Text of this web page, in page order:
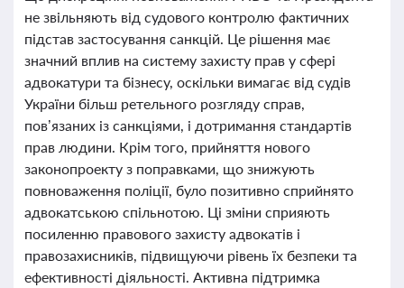
не звільняють від судового контролю фактичних
підстав застосування санкцій. Це рішення має
значний вплив на систему захисту прав у сфері
адвокатури та бізнесу, оскільки вимагає від судів
України більш ретельного розгляду справ,
пов’язаних із санкціями, і дотримання стандартів
прав людини. Крім того, прийняття нового
законопроекту з поправками, що знижують
повноваження поліції, було позитивно сприйнято
адвокатською спільнотою. Ці зміни сприяють
посиленню правового захисту адвокатів і
правозахисників, підвищуючи рівень їх безпеки та
ефективності діяльності. Активна підтримка